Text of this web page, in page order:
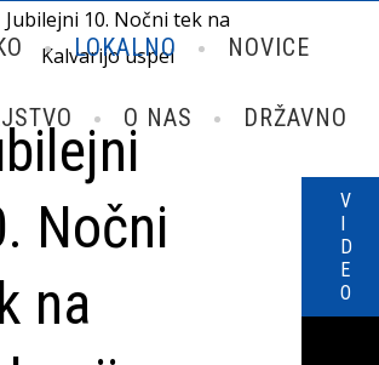
LOKALNO NOVICE
O NAS DRŽAVNO
Nočni
na
V
I
D
E
O